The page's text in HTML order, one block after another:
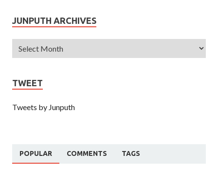
JUNPUTH ARCHIVES
TWEET
Tweets by Junputh
POPULAR COMMENTS TAGS